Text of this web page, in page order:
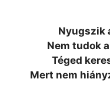
Nyugszik
Nem tudok
Téged
Mert nem